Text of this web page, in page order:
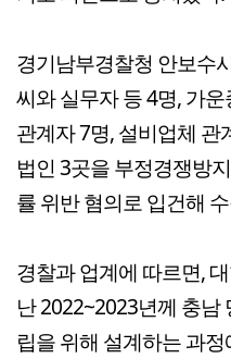
경기남부경찰청 안보수
씨와 실무자 등 4명, 가
관계자 7명, 설비업체 관
법인 3곳을 부정경쟁방
률 위반 혐의로 입건해
경찰과 업계에 따르면,
난 2022~2023년께 충남
립을 위해 설계하는 과